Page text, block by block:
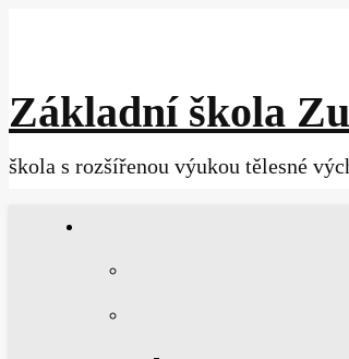
Základní škola
škola s rozšířenou výukou tělesné